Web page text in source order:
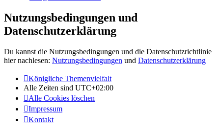
Nutzungsbedingungen und
Datenschutzerklärung
Du kannst die Nutzungsbedingungen und die Datenschutzrichtlinie
hier nachlesen: Nutzungsbedingungen und Datenschutzerklärung
Königliche Themenvielfalt
Alle Zeiten sind UTC+02:00
Alle Cookies löschen
Impressum
Kontakt